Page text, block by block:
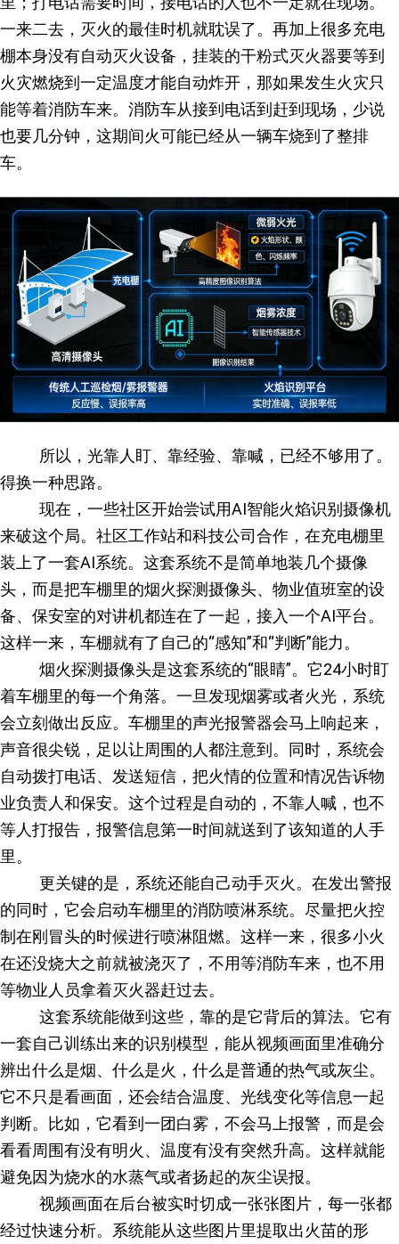
一来二去，灭火的最佳时机就耽误了。再加上很多充电
棚本身没有自动灭火设备，挂装的干粉式灭火器要等到
火灾燃烧到一定温度才能自动炸开，那如果发生火灾只
能等着消防车来。消防车从接到电话到赶到现场，少说
也要几分钟，这期间火可能已经从一辆车烧到了整排
车。
所以，光靠人盯、靠经验、靠喊，已经不够用了。
得换一种思路。
现在，一些社区开始尝试用AI智能火焰识别摄像机
来破这个局。社区工作站和科技公司合作，在充电棚里
装上了一套AI系统。这套系统不是简单地装几个摄像
头，而是把车棚里的烟火探测摄像头、物业值班室的设
备、保安室的对讲机都连在了一起，接入一个AI平台。
这样一来，车棚就有了自己的“感知”和“判断”能力。
烟火探测摄像头是这套系统的“眼睛”。它24小时盯
着车棚里的每一个角落。一旦发现烟雾或者火光，系统
会立刻做出反应。车棚里的声光报警器会马上响起来，
声音很尖锐，足以让周围的人都注意到。同时，系统会
自动拨打电话、发送短信，把火情的位置和情况告诉物
业负责人和保安。这个过程是自动的，不靠人喊，也不
等人打报告，报警信息第一时间就送到了该知道的人手
里。
更关键的是，系统还能自己动手灭火。在发出警报
的同时，它会启动车棚里的消防喷淋系统。尽量把火控
制在刚冒头的时候进行喷淋阻燃。这样一来，很多小火
在还没烧大之前就被浇灭了，不用等消防车来，也不用
等物业人员拿着灭火器赶过去。
这套系统能做到这些，靠的是它背后的算法。它有
一套自己训练出来的识别模型，能从视频画面里准确分
辨出什么是烟、什么是火，什么是普通的热气或灰尘。
它不只是看画面，还会结合温度、光线变化等信息一起
判断。比如，它看到一团白雾，不会马上报警，而是会
看看周围有没有明火、温度有没有突然升高。这样就能
避免因为烧水的水蒸气或者扬起的灰尘误报。
视频画面在后台被实时切成一张张图片，每一张都
经过快速分析。系统能从这些图片里提取出火苗的形